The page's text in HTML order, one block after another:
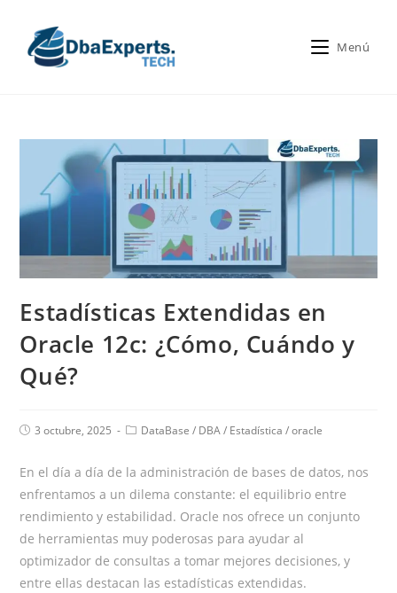
Menú
Estadísticas Extendidas en
Oracle 12c: ¿Cómo, Cuándo y
Qué?
3 octubre, 2025 DataBase / DBA/ Estadística /oracle
En el día a día de la administración de bases de datos, nos
enfrentamos a un dilema constante: el equilibrio entre
rendimiento y estabilidad. Oracle nos ofrece un conjunto
de herramientas muy poderosas para ayudar al
optimizador de consultas a tomar mejores decisiones, y
entre ellas destacan las estadísticas extendidas.